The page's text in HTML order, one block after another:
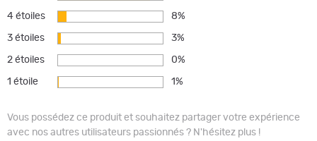
4 étoiles 8%
3 étoiles 3%
2 étoiles 0%
1 étoile 1%
Vous possédez ce produit et souhaitez partager votre expérience
avec nos autres utilisateurs passionnés ? N'hésitez plus !